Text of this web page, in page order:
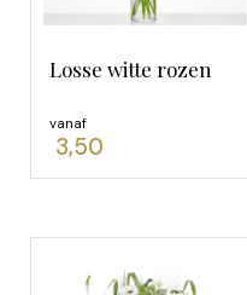
(4)
Pastel
Losse witte rozen
vanaf
3,50